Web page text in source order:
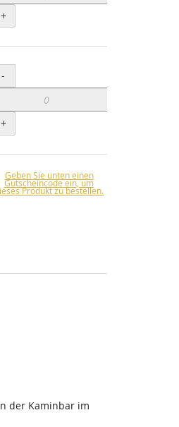
+
Menge
-
+
Geben Sie unten einen
Gutscheincode ein, um
Produkt zu bestellen.
der Kaminbar im